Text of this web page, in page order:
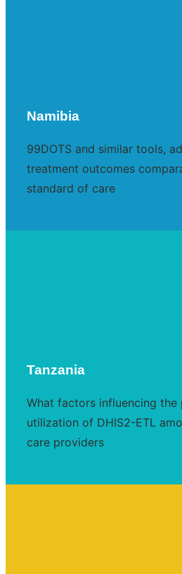
Namibia
99DOTS and similar tools,
treatment outcomes
standard of care
Tanzania
What factors influencing the
utilization of DHIS2-ETL
care providers